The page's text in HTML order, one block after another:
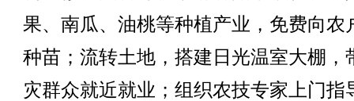
果、南瓜、油桃等种植产业，免费向农
种苗；流转土地，搭建日光温室大棚，
灾群众就近就业；组织农技专家上门指